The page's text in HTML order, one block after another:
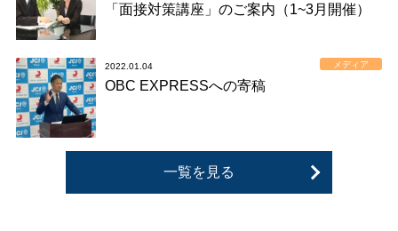
「面接対策講座」のご案内（1~3月開催）
2022.01.04 メディア
OBC EXPRESSへの寄稿
一覧を見る